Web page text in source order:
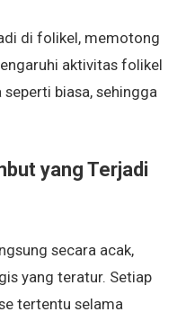
di folikel, memotong
aktivitas folikel
biasa, sehingga
yang Terjadi
secara acak,
yang teratur. Setiap
tertentu selama